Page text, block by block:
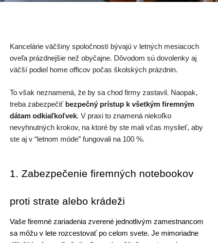
Kancelárie väčšiny spoločností bývajú v letných mesiacoch
oveľa prázdnejšie než obyčajne. Dôvodom sú dovolenky aj
väčší podiel home officov počas školských prázdnin.
To však neznamená, že by sa chod firmy zastavil. Naopak,
treba zabezpečiť bezpečný prístup k všetkým firemným
dátam odkiaľkoľvek. V praxi to znamená niekoľko
nevyhnutných krokov, na ktoré by ste mali včas myslieť, aby
ste aj v “letnom móde” fungovali na 100 %.
1. Zabezpečenie firemných notebookov
proti strate alebo krádeži
Vaše firemné zariadenia zverené jednotlivým zamestnancom
sa môžu v lete rozcestovať po celom svete. Je mimoriadne